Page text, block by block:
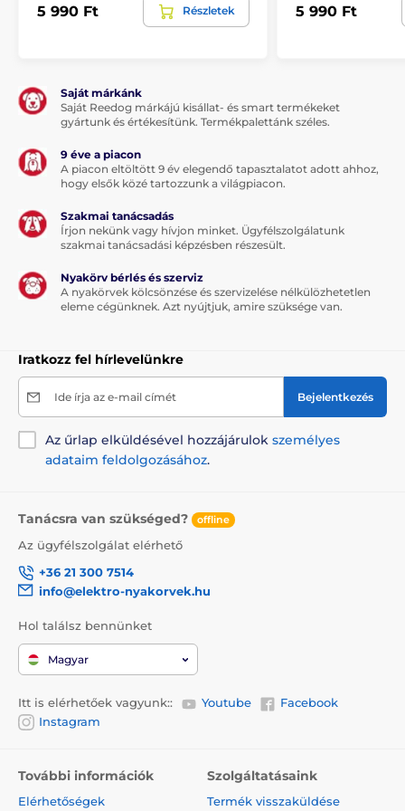
Hámok és mellények
% Táplálék és felszerelés
% Potřeby pro venčení
5 990 Ft Részletek 5 990 Ft
Saját márkánk
Saját Reedog márkájú kisállat- és smart termékeket
gyártunk és értékesítünk. Termékpalettánk széles.
9 éve a piacon
A piacon eltöltött 9 év elegendő tapasztalatot adott ahhoz,
hogy elsők közé tartozzunk a világpiacon.
Szakmai tanácsadás
Írjon nekünk vagy hívjon minket. Ügyfélszolgálatunk
szakmai tanácsadási képzésben részesült.
Nyakörv bérlés és szerviz
A nyakörvek kölcsönzése és szervizelése nélkülözhetetlen
eleme cégünknek. Azt nyújtjuk, amire szüksége van.
Iratkozz fel hírlevelünkre
Ide írja az e-mail címét Bejelentkezés
Az űrlap elküldésével hozzájárulok személyes
adataim feldolgozásához.
Tanácsra van szükséged? offline
Az ügyfélszolgálat elérhető
+36 21 300 7514
info@elektro-nyakorvek.hu
Hol találsz bennünket
Magyar
Itt is elérhetőek vagyunk:: Youtube
Facebook
Instagram
További információk
Elérhetőségek
Szolgáltatásaink
Termék visszaküldése